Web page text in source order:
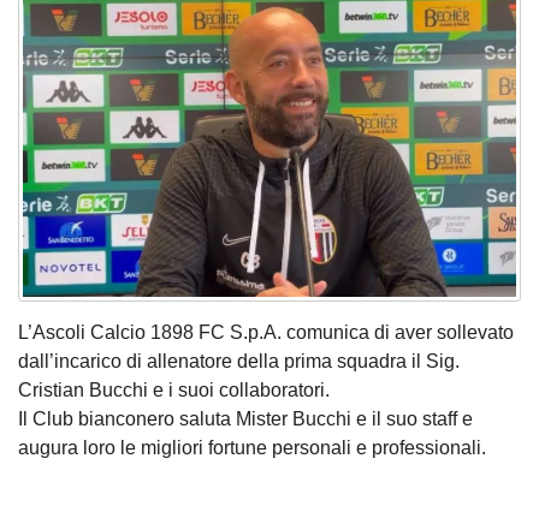
L’Ascoli Calcio 1898 FC S.p.A. comunica di aver sollevato
dall’incarico di allenatore della prima squadra il Sig.
Cristian Bucchi e i suoi collaboratori.
Il Club bianconero saluta Mister Bucchi e il suo staff e
augura loro le migliori fortune personali e professionali.